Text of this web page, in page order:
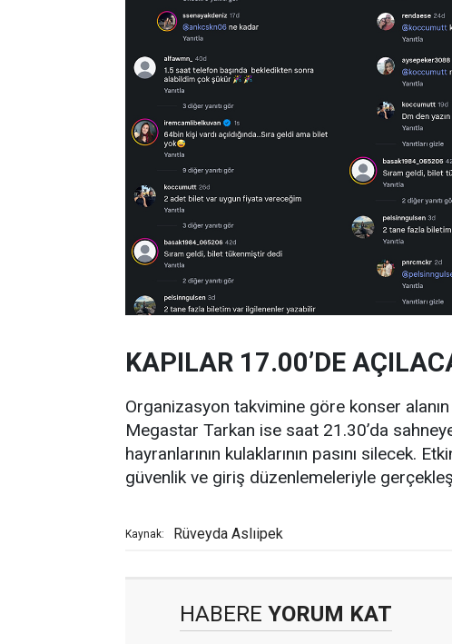
KAPILAR 17.00’DE
Organizasyon takvimine göre konser
Megastar Tarkan ise saat 21.30’da
hayranlarının kulaklarının pasını silecek.
güvenlik ve giriş düzenlemeleriyle
Kaynak: Rüveyda Aslıipek
HABERE YORUM KAT